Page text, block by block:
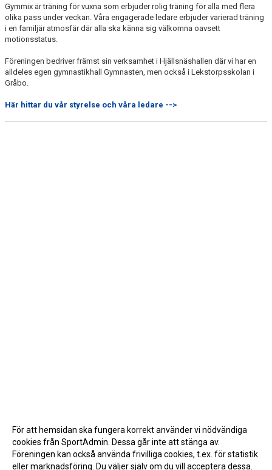
FÖRENINGSKLÄDER
KONTAKT
Gymmix är träning för vuxna som erbjuder rolig träning för alla med flera
olika pass under veckan. Våra engagerade ledare erbjuder varierad träning
i en familjär atmosfär där alla ska känna sig välkomna oavsett
motionsstatus.
Föreningen bedriver främst sin verksamhet i Hjällsnäshallen där vi har en
alldeles egen gymnastikhall Gymnasten, men också i Lekstorpsskolan i
Gråbo.
Här hittar du vår styrelse och våra ledare -->
För att hemsidan ska fungera korrekt använder vi nödvändiga
cookies från SportAdmin. Dessa går inte att stänga av.
Föreningen kan också använda frivilliga cookies, t.ex. för statistik
eller marknadsföring. Du väljer själv om du vill acceptera dessa.